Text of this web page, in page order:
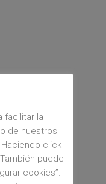
facilitar la
de nuestros
click
puede
cookies”.